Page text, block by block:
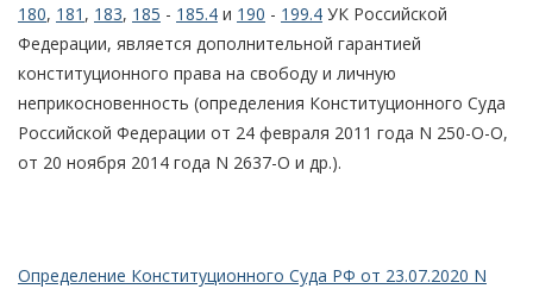
180, 181 , 183, 185 - 185.4 и 190 - 199.4 УК Российской
Федерации, является дополнительной гарантией
конституционного права на свободу и личную
неприкосновенность (определения Конституционного Суда
Российской Федерации от 24 февраля 2011 года N 250-О-О,
от 20 ноября 2014 года N 2637-О и др.).
Определение Конституционного Суда РФ от 23.07.2020 N